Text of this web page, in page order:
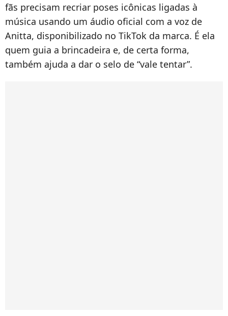
fãs precisam recriar poses icônicas ligadas à
música usando um áudio oficial com a voz de
Anitta, disponibilizado no TikTok da marca. É ela
quem guia a brincadeira e, de certa forma,
também ajuda a dar o selo de “vale tentar”.